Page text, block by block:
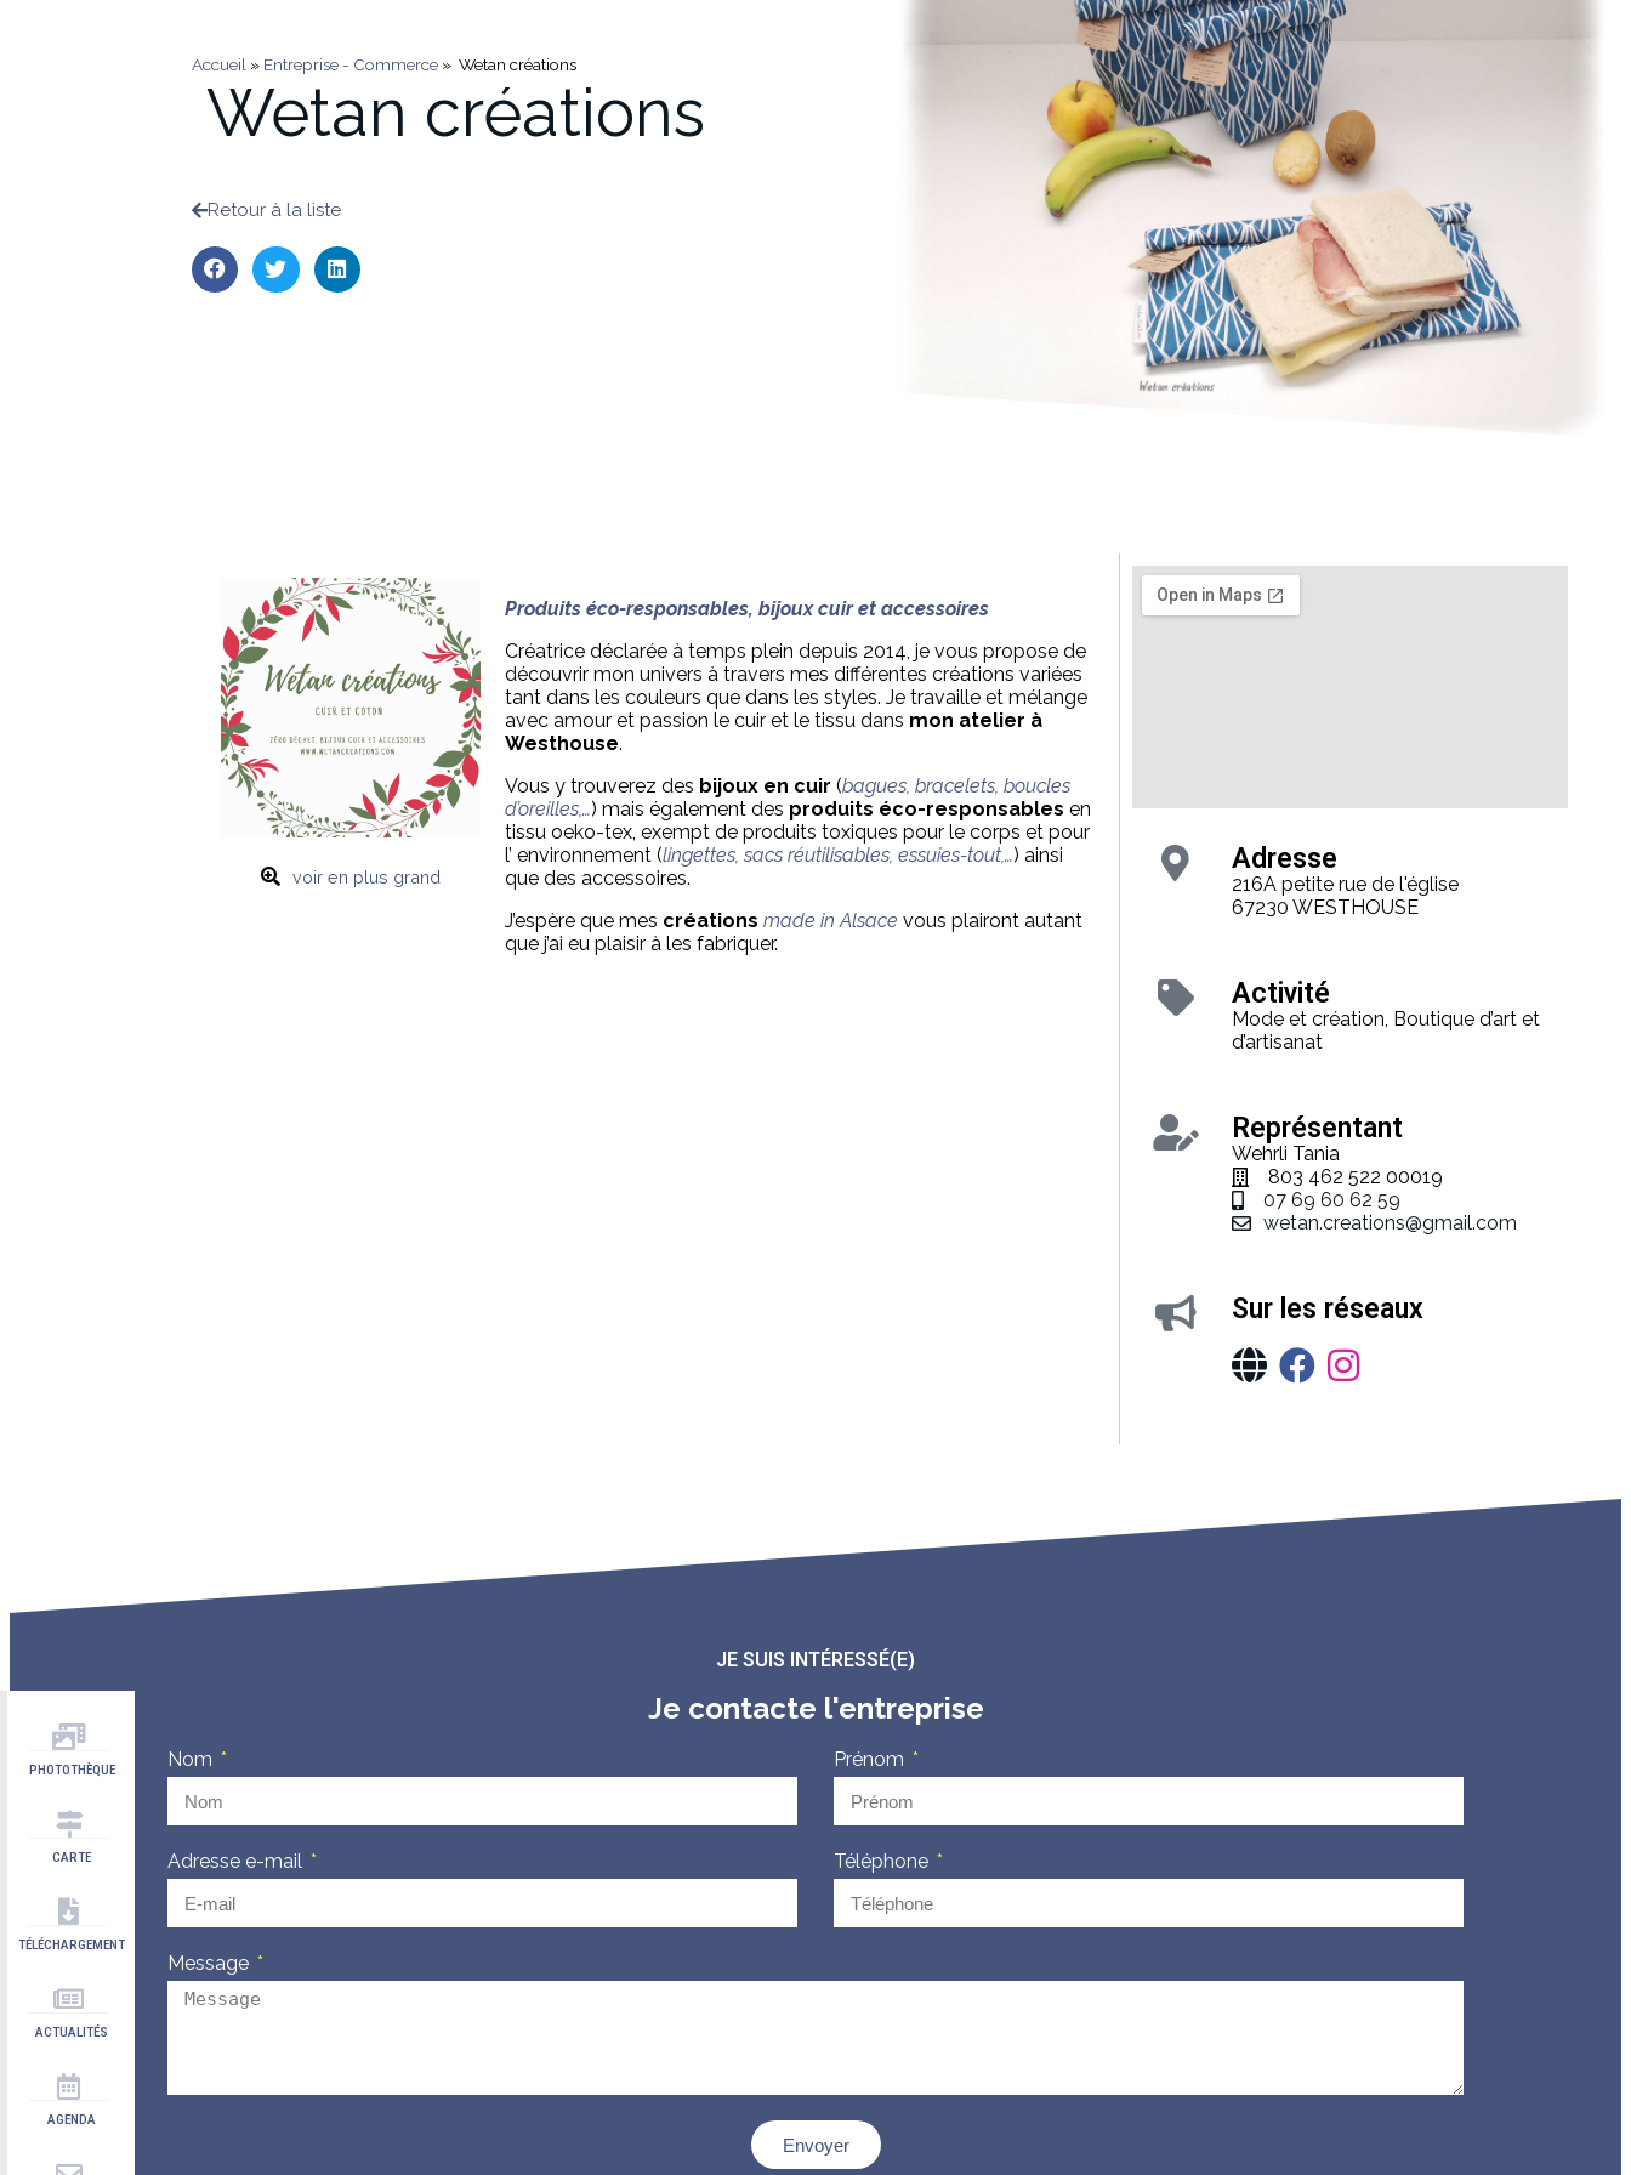
PHOTOTHÈQUE
CARTE
TÉLÉCHARGEMENT
ACTUALITÉS
AGENDA
Accueil » Entreprise - Commerce » Wetan créations
Wetan créations
Retour à la liste
voir en plus grand
Produits éco-responsables, bijoux cuir et accessoires
Créatrice déclarée à temps plein depuis 2014, je vous propose de
découvrir mon univers à travers mes différentes créations variées
tant dans les couleurs que dans les styles. Je travaille et mélange
avec amour et passion le cuir et le tissu dans mon atelier à
Westhouse.
Vous y trouverez des bijoux en cuir (bagues, bracelets, boucles
d’oreilles,…) mais également des produits éco-responsables en
tissu oeko-tex, exempt de produits toxiques pour le corps et pour
l’ environnement (lingettes, sacs réutilisables, essuies-tout,…) ainsi
que des accessoires.
J’espère que mes créations made in Alsace vous plairont autant
que j’ai eu plaisir à les fabriquer.
Adresse
216A petite rue de l'église
67230 WESTHOUSE
Activité
Mode et création, Boutique d’art et
d’artisanat
Représentant
Wehrli Tania
803 462 522 00019
07 69 60 62 59
wetan.creations@gmail.com
Sur les réseaux
JE SUIS INTÉRESSÉ(E)
Je contacte l'entreprise
Nom Prénom
Adresse e-mail Téléphone
Message
Envoyer